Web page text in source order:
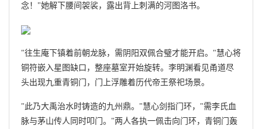
念！"她解下腰间袈裟，露出背上刺满的河图洛书。
"往生庵下镇着前朝龙脉，需阴阳双佩合璧才能开启。"慧心将
铜符嵌入星图缺口，整座墓室开始旋转。李明渊看见甬道尽
头出现九重青铜门，门上浮雕着历代帝王祭祀场景。
"此乃大禹治水时铸造的九州鼎。"慧心剑指门环，"需李氏血
脉与茅山传人同时叩门。"两人各执一佩击向门环，青铜门轰